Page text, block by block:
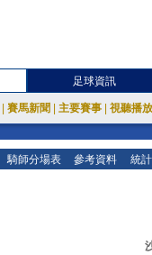
足球資訊
賽馬新聞 主要賽事 視聽播
騎師分場表 參考資料 統